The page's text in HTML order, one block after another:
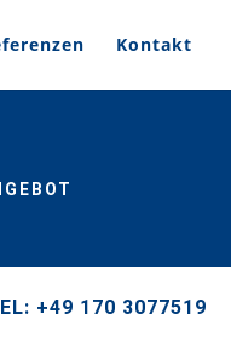
Kontakt
+49 170 3077519